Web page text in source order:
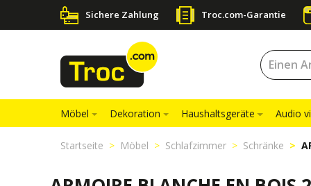
Sichere Zahlung Troc.com-Garantie
Möbel Dekoration Haushaltsgeräte Audio
Startseite Möbel Schlafzimmer Schränke